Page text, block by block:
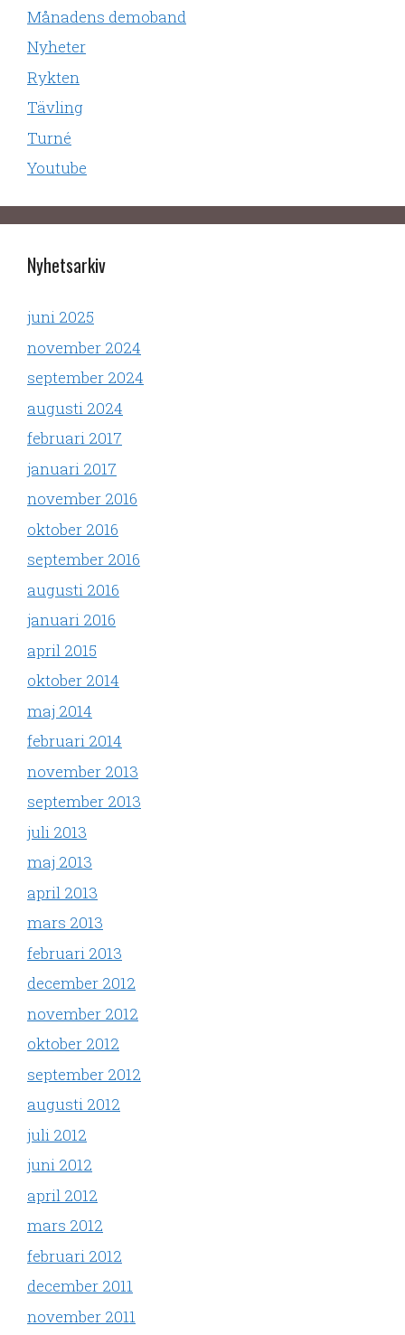
Månadens demoband
Nyheter
Rykten
Tävling
Turné
Youtube
Nyhetsarkiv
juni 2025
november 2024
september 2024
augusti 2024
februari 2017
januari 2017
november 2016
oktober 2016
september 2016
augusti 2016
januari 2016
april 2015
oktober 2014
maj 2014
februari 2014
november 2013
september 2013
juli 2013
maj 2013
april 2013
mars 2013
februari 2013
december 2012
november 2012
oktober 2012
september 2012
augusti 2012
juli 2012
juni 2012
april 2012
mars 2012
februari 2012
december 2011
november 2011